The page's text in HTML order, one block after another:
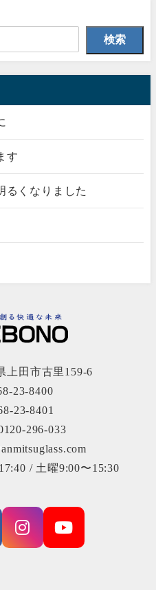
検索
す
るくなりました
上田市古里159-6
23-8400
23-8401
296-033
/ 土曜9:00〜15:30